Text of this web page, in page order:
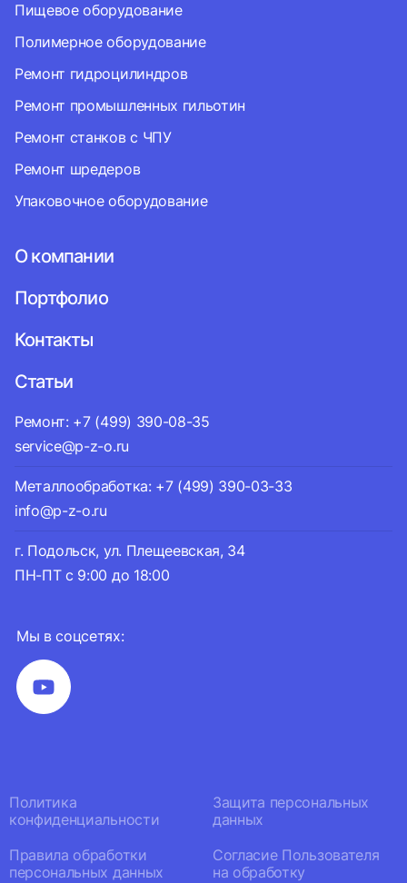
Мы в соцсетях:
Пищевое оборудование
Полимерное оборудование
Ремонт гидроцилиндров
Ремонт промышленных гильотин
Ремонт станков с ЧПУ
Ремонт шредеров
Упаковочное оборудование
О компании
Портфолио
Контакты
Статьи
Ремонт: +7 (499) 390-08-35
service@p-z-o.ru
Металлообработка: +7 (499) 390-03-33
info@p-z-o.ru
г. Подольск, ул. Плещеевская, 34
ПН-ПТ с 9:00 до 18:00
Политика
конфиденциальности
Защита персональных
данных
Правила обработки
персональных данных
Согласие Пользователя
на обработку